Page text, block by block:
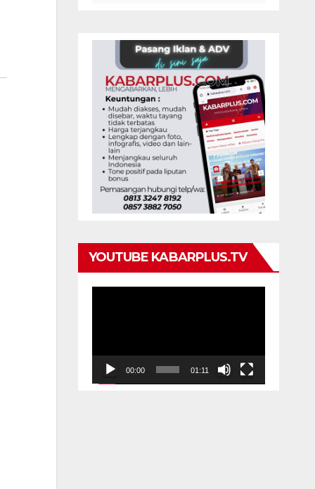
YOUTUBE KABARPLUS.TV
00:00 01:11